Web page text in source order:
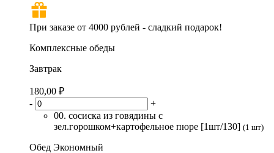
При заказе от 4000 рублей - сладкий подарок!
Комплексные обеды
Завтрак
180,00 ₽
-
+
00. сосиска из говядины с
зел.горошком+картофельное пюре [1шт/130] (1 шт)
Обед Экономный